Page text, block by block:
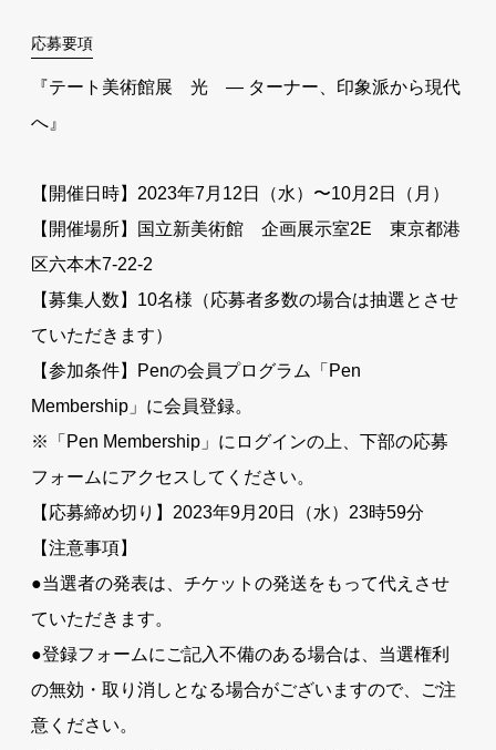
応募要項
『テート美術館展 光 ― ターナー、印象派から現代
へ』
【開催日時】2023年7月12日（水）〜10月2日（月）
【開催場所】国立新美術館 企画展示室2E 東京都港
区六本木7-22-2
【募集人数】10名様（応募者多数の場合は抽選とさせ
ていただきます）
【参加条件】Penの会員プログラム「Pen
Membership」に会員登録。
※「Pen Membership」にログインの上、下部の応募
フォームにアクセスしてください。
【応募締め切り】2023年9月20日（水）23時59分
【注意事項】
●当選者の発表は、チケットの発送をもって代えさせ
ていただきます。
●登録フォームにご記入不備のある場合は、当選権利
の無効・取り消しとなる場合がございますので、ご注
意ください。